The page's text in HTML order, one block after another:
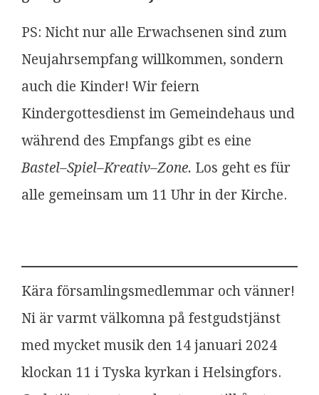
PS: Nicht nur alle Erwachsenen sind zum
Neujahrsempfang willkommen, sondern
auch die Kinder! Wir feiern
Kindergottesdienst im Gemeindehaus und
während des Empfangs gibt es eine
Bastel–Spiel–Kreativ–Zone. Los geht es für
alle gemeinsam um 11 Uhr in der Kirche.
Kära församlingsmedlemmar och vänner!
Ni är varmt välkomna på festgudstjänst
med mycket musik den 14 januari 2024
klockan 11 i Tyska kyrkan i Helsingfors.